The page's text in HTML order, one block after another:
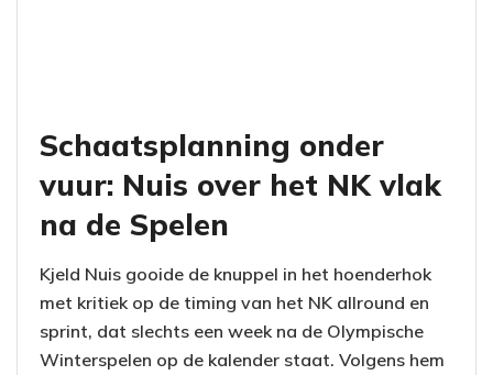
Schaatsplanning onder
vuur: Nuis over het NK vlak
na de Spelen
Kjeld Nuis gooide de knuppel in het hoenderhok
met kritiek op de timing van het NK allround en
sprint, dat slechts een week na de Olympische
Winterspelen op de kalender staat. Volgens hem